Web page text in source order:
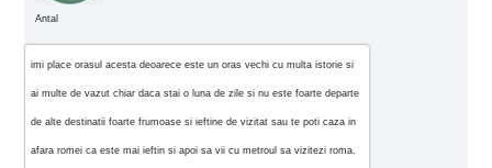
Antal
imi place orasul acesta deoarece este un oras vechi cu multa istorie si
ai multe de vazut chiar daca stai o luna de zile si nu este foarte departe
de alte destinatii foarte frumoase si ieftine de vizitat sau te poti caza in
afara romei ca este mai ieftin si apoi sa vii cu metroul sa vizitezi roma.